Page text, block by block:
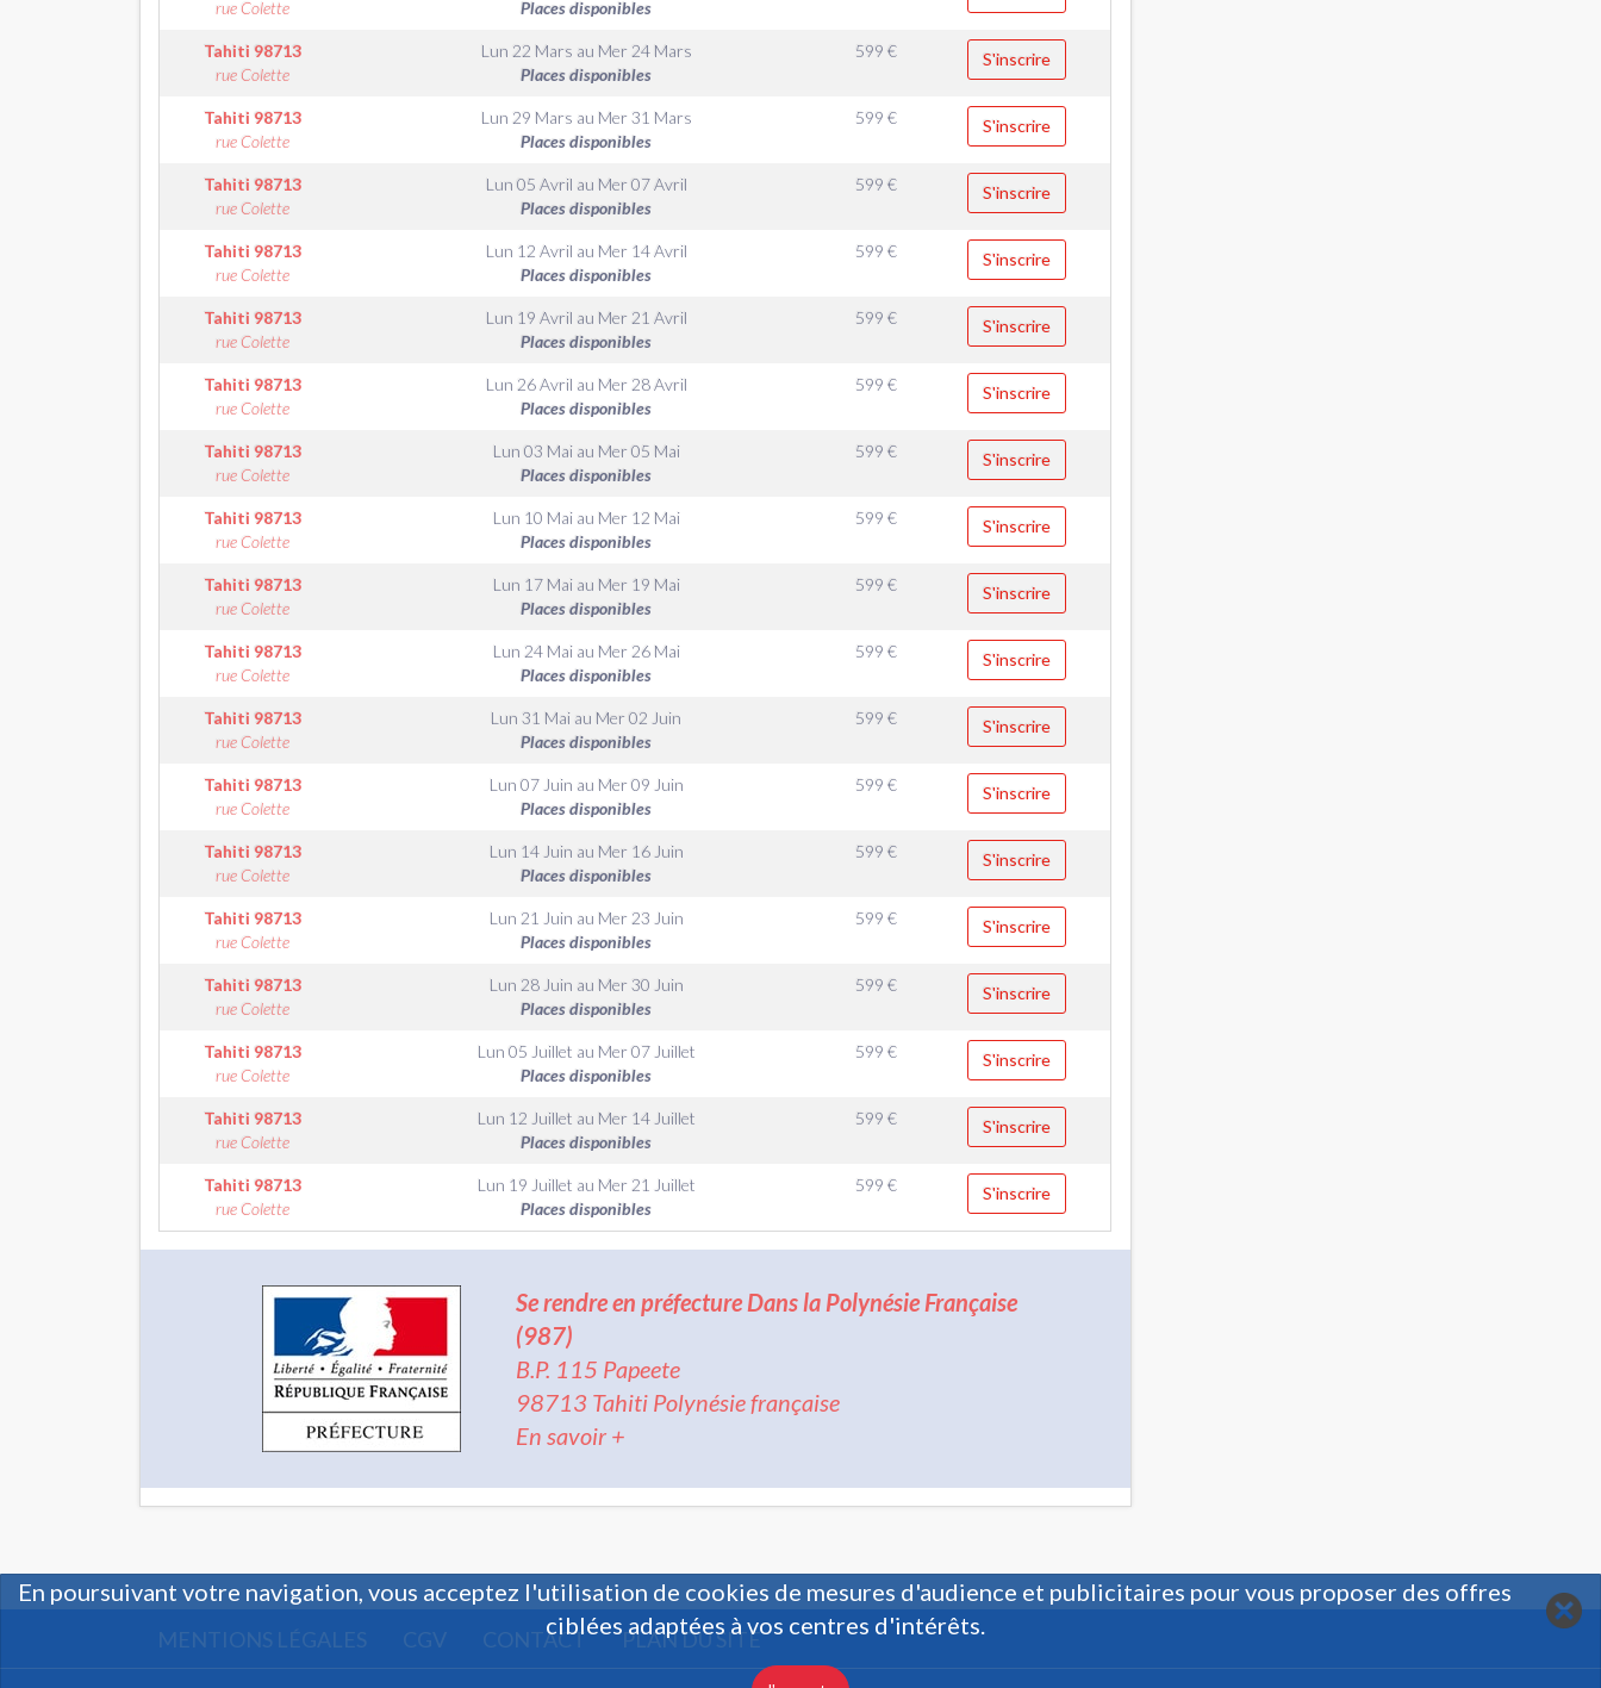
rue Colette
Places disponibles
Tahiti 98713
rue Colette
Lun 22 Mars au Mer 24 Mars
Places disponibles
599 € S'inscrire
Tahiti 98713
rue Colette
Lun 29 Mars au Mer 31 Mars
Places disponibles
599 € S'inscrire
Tahiti 98713
rue Colette
Lun 05 Avril au Mer 07 Avril
Places disponibles
599 € S'inscrire
Tahiti 98713
rue Colette
Lun 12 Avril au Mer 14 Avril
Places disponibles
599 € S'inscrire
Tahiti 98713
rue Colette
Lun 19 Avril au Mer 21 Avril
Places disponibles
599 € S'inscrire
Tahiti 98713
rue Colette
Lun 26 Avril au Mer 28 Avril
Places disponibles
599 € S'inscrire
Tahiti 98713
rue Colette
Lun 03 Maiau Mer 05 Mai
Places disponibles
599 € S'inscrire
Tahiti 98713
rue Colette
Lun 10 Maiau Mer 12 Mai
Places disponibles
599 € S'inscrire
Tahiti 98713
rue Colette
Lun 17 Maiau Mer 19 Mai
Places disponibles
599 € S'inscrire
Tahiti 98713
rue Colette
Lun 24 Maiau Mer 26 Mai
Places disponibles
599 € S'inscrire
Tahiti 98713
rue Colette
Lun 31 Mai au Mer 02 Juin
Places disponibles
599 € S'inscrire
Tahiti 98713
rue Colette
Lun 07 Juin au Mer 09 Juin
Places disponibles
599 € S'inscrire
Tahiti 98713
rue Colette
Lun 14 Juin au Mer 16 Juin
Places disponibles
599 € S'inscrire
Tahiti 98713
rue Colette
Lun 21 Juin au Mer 23 Juin
Places disponibles
599 € S'inscrire
Tahiti 98713
rue Colette
Lun 28 Juin au Mer 30 Juin
Places disponibles
599 € S'inscrire
Tahiti 98713
rue Colette
Lun 05 Juillet au Mer 07 Juillet
Places disponibles
599 € S'inscrire
Tahiti 98713
rue Colette
Lun 12 Juillet au Mer 14 Juillet
Places disponibles
599 € S'inscrire
Tahiti 98713
rue Colette
Lun 19 Juillet au Mer 21 Juillet
Places disponibles
599 € S'inscrire
Se rendre en préfecture Dans la Polynésie Française
(987)
B.P. 115 Papeete
98713 Tahiti Polynésie française
En savoir +
MENTIONS LÉGALES CGV CONTACT PLAN DU SITE
En poursuivant votre navigation, vous acceptez l'utilisation de cookies de mesures d'audience et publicitaires pour vous proposer des offres
ciblées adaptées à vos centres d'intérêts.